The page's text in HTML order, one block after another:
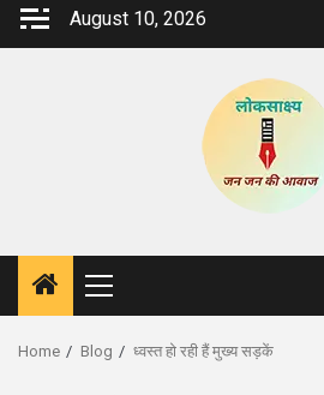
Skip
August 10, 2026
Primary
Menu
Home Blog ध्वस्त हो रही हैं मुख्य सड़कें